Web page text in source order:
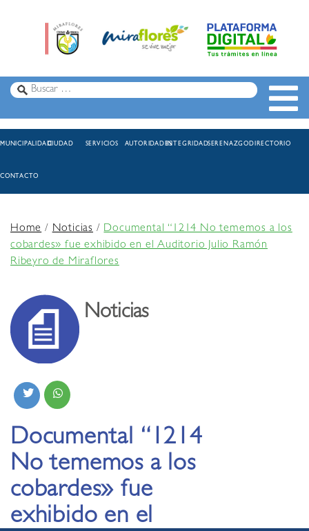
MUNICIPALIDADCIUDAD SERVICIOS AUTORIDADESINTEGRIDADSERENAZGODIRECTORIO
CONTACTO
Home/Noticias /Documental “1214 No tememos a los
cobardes» fue exhibido en el Auditorio Julio Ramón
Ribeyro de Miraflores
Noticias
Documental “1214
No tememos a los
cobardes» fue
exhibido en el